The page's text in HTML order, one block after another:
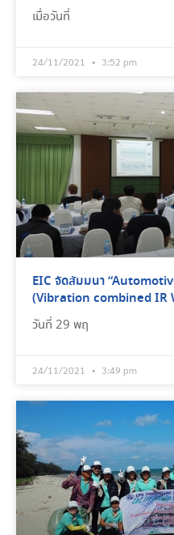
เมื่อวันที่
24/11/2021 3:52 pm
EIC จัดสัมมนา
(Vibration combined IR
วันที่ 29 พฤ
24/11/2021 3:49 pm